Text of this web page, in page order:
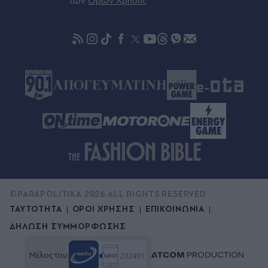
ΤΑΥΤΟΤΗΤΑ ΟΡΟΙ ΧΡΗΣΗΣ
ΕΠΙΚΟΙΝΩΝΙΑ
ΔΗΛΩΣΗ ΣΥΜΜΟΡΦΩΣΗΣ
©PARAPOLITIKA 2026 ALL RIGHTS RESERVED
Μέλος του: